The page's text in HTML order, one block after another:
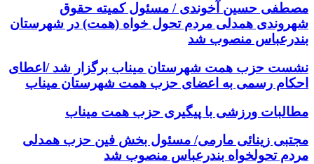
مصطفی حسین آخوندی / مسئول کمیته حقوق
شهروندی همدلی مردم تحول خواه (همت) در شهرستان
بندرعباس منصوب شد
نشست حزب همت شهرستان میناب برگزار شد /اعطای
احکام رسمی به اعضای حزب همت شهرستان میناب
مطالبات ورزشی با پیگیری حزب همت میناب
مجتبی زینائی مارمی/ مسئول بخش فین حزب همدلی
مردم تحولخواه بندرعباس منصوب شد